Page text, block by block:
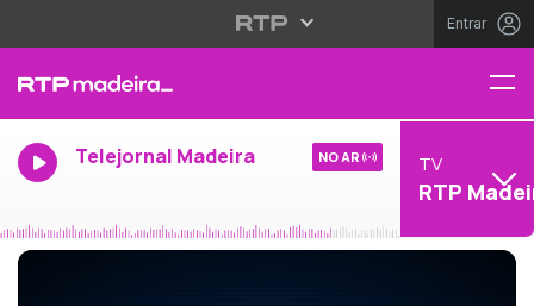
Entrar
Telejornal Madeira NO AR TV
RTP